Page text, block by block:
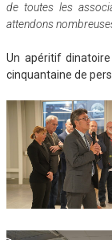
de toutes les
attendons
Un apéritif
cinquantaine de